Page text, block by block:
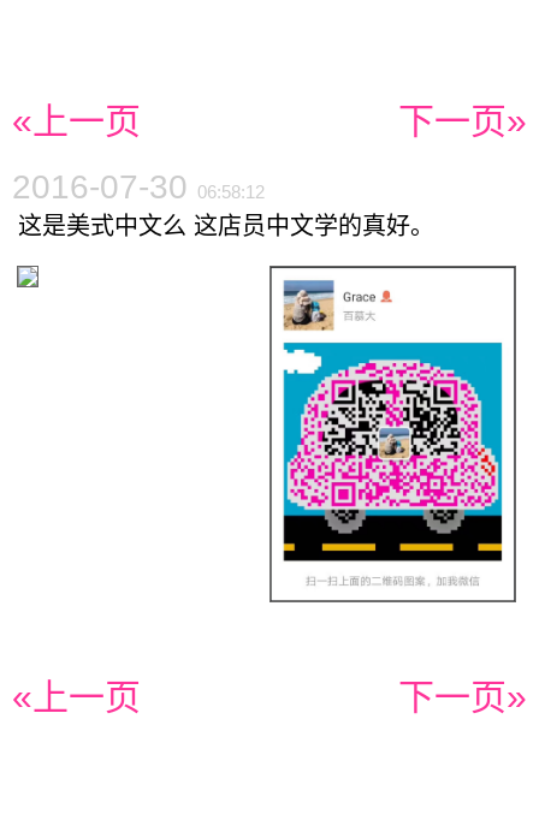
«上一页 下一页»
2016-07-30 06:58:12
这是美式中文么 这店员中文学的真好。
«上一页 下一页»